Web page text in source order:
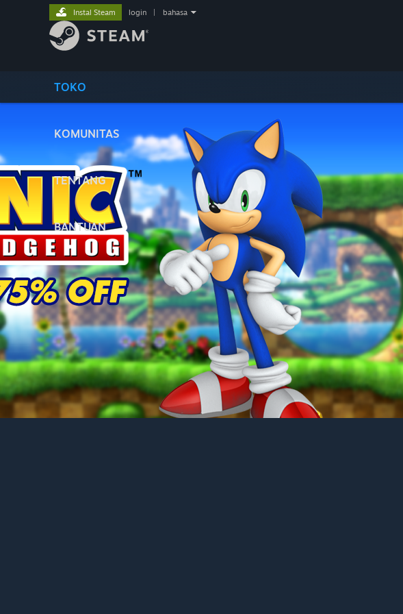
TOKO
KOMUNITAS
TENTANG
BANTUAN
Instal Steam login bahasa